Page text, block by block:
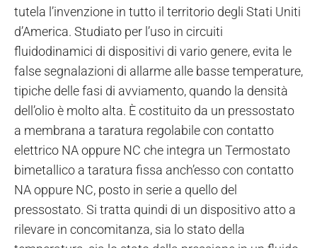
tutela l’invenzione in tutto il territorio degli Stati Uniti
d’America. Studiato per l’uso in circuiti
fluidodinamici di dispositivi di vario genere, evita le
false segnalazioni di allarme alle basse temperature,
tipiche delle fasi di avviamento, quando la densità
dell’olio è molto alta. È costituito da un pressostato
a membrana a taratura regolabile con contatto
elettrico NA oppure NC che integra un Termostato
bimetallico a taratura fissa anch’esso con contatto
NA oppure NC, posto in serie a quello del
pressostato. Si tratta quindi di un dispositivo atto a
rilevare in concomitanza, sia lo stato della